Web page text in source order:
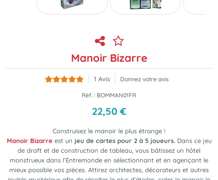
Manoir Bizarre
1 Avis Donnez votre avis
Réf. : BOMMAN01FR
22,50 €
Construisez le manoir le plus étrange !
Manoir Bizarre est un jeu de cartes pour 2 à 5 joueurs.Dans ce jeu
de draft et de construction de tableau, vous bâtissez un hôtel
monstrueux dans l’Entremonde en sélectionnant et en agençant le
mieux possible vos pièces. Attirez architectes, décorateurs et autres